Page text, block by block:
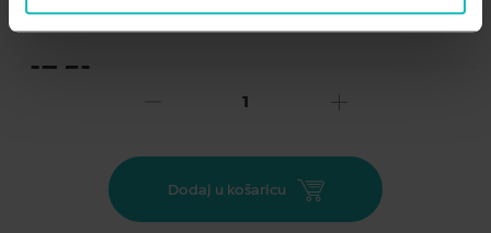
Važna obavijest prema Zakonu o zaštiti potrošača..
17,51
Microlife adapter kompatibilan s Microlife tlakomjerima.
Dodaj u košaricu